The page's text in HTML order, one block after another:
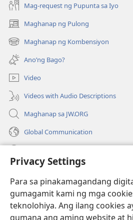
Privacy Settings
Para sa pinakamagandang
gumagamit kami ng mga
teknolohiya. Ang ilang cookies
gumana ang aming website at
Mag-request ng Pupunta sa Iyo
Maghanap ng Pulong
(may
bubukas
na
bagong
window)
Maghanap ng Kombensiyon
(may
bubukas
na
bagong
window)
Ano’ng Bago?
Video
Videos with Audio Descriptions
Maghanap sa JW.ORG
Global Communication
(may
na
bagong
window)
Watchtower ONLINE LIBRARY™
(may
bubukas